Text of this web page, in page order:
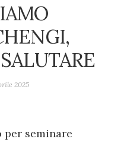
2025
per seminare